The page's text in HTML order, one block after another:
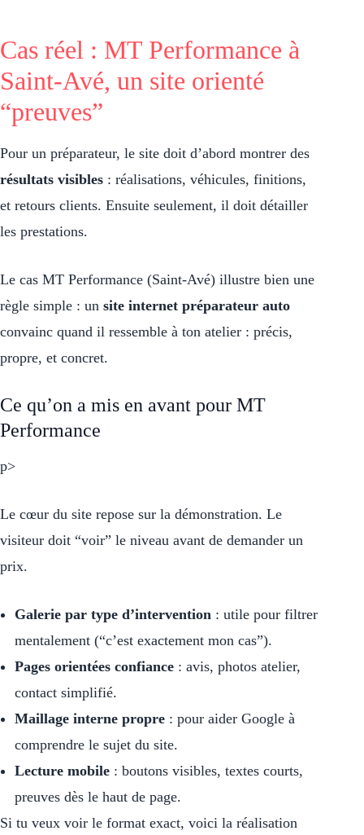
Cas réel : MT Performance à
Saint-Avé, un site orienté
“preuves”
Pour un préparateur, le site doit d’abord montrer des
résultats visibles : réalisations, véhicules, finitions,
et retours clients. Ensuite seulement, il doit détailler
les prestations.
Le cas MT Performance (Saint-Avé) illustre bien une
règle simple : un site internet préparateur auto
convainc quand il ressemble à ton atelier : précis,
propre, et concret.
Ce qu’on a mis en avant pour MT
Performance
p>
Le cœur du site repose sur la démonstration. Le
visiteur doit “voir” le niveau avant de demander un
prix.
Galerie par type d’intervention : utile pour filtrer
mentalement (“c’est exactement mon cas”).
Pages orientées confiance : avis, photos atelier,
contact simplifié.
Maillage interne propre : pour aider Google à
comprendre le sujet du site.
Lecture mobile : boutons visibles, textes courts,
preuves dès le haut de page.
Si tu veux voir le format exact, voici la réalisation